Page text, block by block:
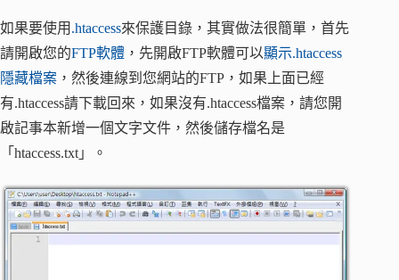
如果要使用 .htaccess來保護目錄，其實做法很簡單，首先
請開啟您的FTP軟體 ，先開啟FTP軟體可以顯示.htaccess
隱藏檔案 ，然後連線到您網站的FTP，如果上面已經
有.htaccess請下載回來，如果沒有.htaccess檔案，請您開
啟記事本新增一個文字文件，然後儲存檔名是
「htaccess.txt」。